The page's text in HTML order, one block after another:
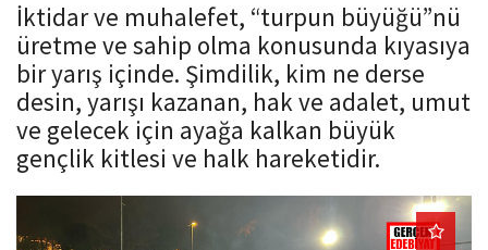
a
t
i
o
n
İktidar ve muhalefet, “turpun büyüğü”nü
üretme ve sahip olma konusunda kıyasıya
bir yarış içinde. Şimdilik, kim ne derse
desin, yarışı kazanan, hak ve adalet, umut
ve gelecek için ayağa kalkan büyük
gençlik kitlesi ve halk hareketidir.